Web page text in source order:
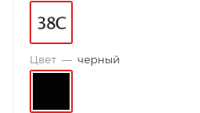
Цвет — черный